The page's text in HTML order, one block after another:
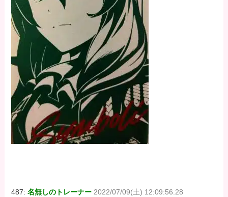
487:名無しのトレーナー 2022/07/09(土) 12:09:56.28